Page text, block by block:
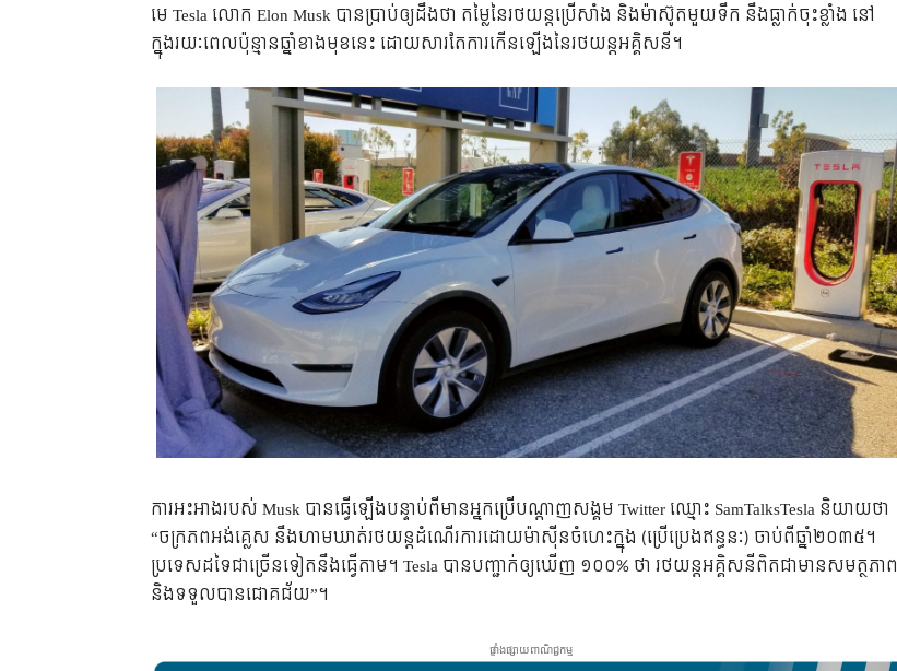
មេ Tesla លោក Elon Musk បានប្រាប់ឲ្យដឹងថា តម្លៃនៃរថយន្តប្រើសាំង និងម៉ាស៊ូតមួយទឹក នឹងធ្លាក់ចុះខ្លាំង នៅ
ក្នុងរយៈពេលប៉ុន្មានឆ្នាំខាងមុខនេះ ដោយសារតែការកើនឡើងនៃរថយន្តអគ្គិសនី។
ការអះអាងរបស់ Musk បានធ្វើឡើងបន្ទាប់ពីមានអ្នកប្រើបណ្តាញសង្គម Twitter ឈ្មោះ SamTalksTesla និយាយថា
“ចក្រភពអង់គ្លេស នឹងហាមឃាត់រថយន្តដំណើរការដោយម៉ាស៊ីនចំហេះក្នុង (ប្រើប្រេងឥន្ធនៈ) ចាប់ពីឆ្នាំ២០៣៥។
ប្រទេសដទៃជាច្រើនទៀតនឹងធ្វើតាម។ Tesla បានបញ្ជាក់ឲ្យឃើញ ១០០% ថា រថយន្តអគ្គិសនីពិតជាមានសមត្ថភាព
និងទទួលបានជោគជ័យ”។
ផ្ទាំងផ្សាយពាណិជ្ជកម្ម